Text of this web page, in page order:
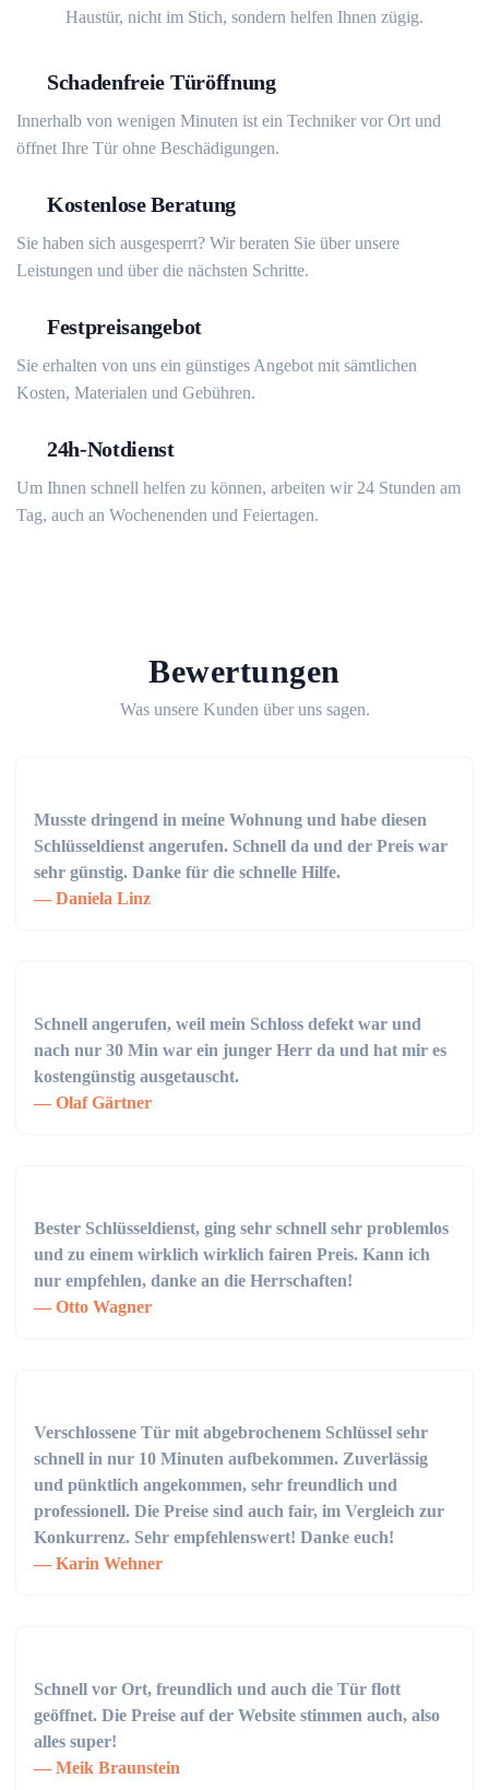
Haustür, nicht im Stich, sondern helfen Ihnen zügig.
Schadenfreie Türöffnung
Innerhalb von wenigen Minuten ist ein Techniker vor Ort und
öffnet Ihre Tür ohne Beschädigungen.
Kostenlose Beratung
Sie haben sich ausgesperrt? Wir beraten Sie über unsere
Leistungen und über die nächsten Schritte.
Festpreisangebot
Sie erhalten von uns ein günstiges Angebot mit sämtlichen
Kosten, Materialen und Gebühren.
24h-Notdienst
Um Ihnen schnell helfen zu können, arbeiten wir 24 Stunden am
Tag, auch an Wochenenden und Feiertagen.
Bewertungen
Was unsere Kunden über uns sagen.
Musste dringend in meine Wohnung und habe diesen
Schlüsseldienst angerufen. Schnell da und der Preis war
sehr günstig. Danke für die schnelle Hilfe.
Daniela Linz
Schnell angerufen, weil mein Schloss defekt war und
nach nur 30 Min war ein junger Herr da und hat mir es
kostengünstig ausgetauscht.
Olaf Gärtner
Bester Schlüsseldienst, ging sehr schnell sehr problemlos
und zu einem wirklich wirklich fairen Preis. Kann ich
nur empfehlen, danke an die Herrschaften!
Otto Wagner
Verschlossene Tür mit abgebrochenem Schlüssel sehr
schnell in nur 10 Minuten aufbekommen. Zuverlässig
und pünktlich angekommen, sehr freundlich und
professionell. Die Preise sind auch fair, im Vergleich zur
Konkurrenz. Sehr empfehlenswert! Danke euch!
Karin Wehner
Schnell vor Ort, freundlich und auch die Tür flott
geöffnet. Die Preise auf der Website stimmen auch, also
alles super!
Meik Braunstein